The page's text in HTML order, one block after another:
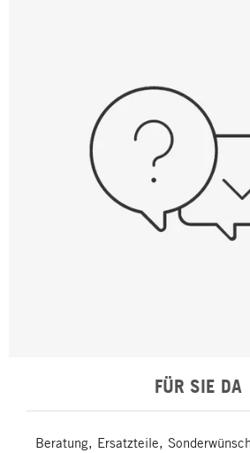
FÜR SIE DA
Beratung, Ersatzteile,